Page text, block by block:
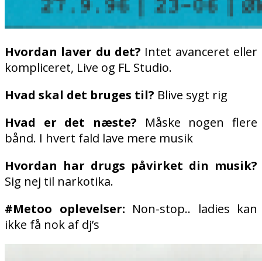
Hvordan laver du det? Intet avanceret eller
kompliceret, Live og FL Studio.
Hvad skal det bruges til? Blive sygt rig
Hvad er det næste?
Måske nogen flere
bånd. I hvert fald lave mere musik
Hvordan har drugs påvirket din musik?
Sig nej til narkotika.
#Metoo oplevelser: Non-stop.. ladies kan
ikke få nok af dj’s